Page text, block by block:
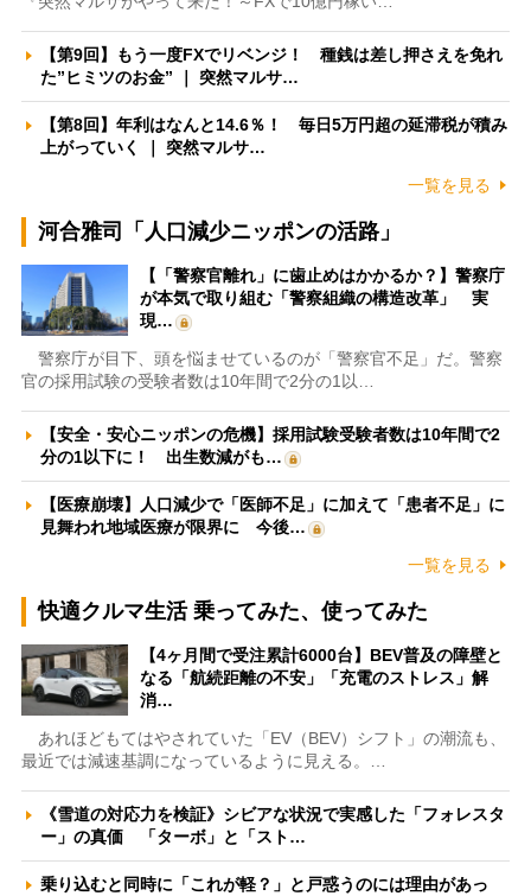
【第9回】もう一度FXでリベンジ！ 種銭は差し押さえを免れ
た”ヒミツのお金” ｜ 突然マルサ…
【第8回】年利はなんと14.6％！ 毎日5万円超の延滞税が積み
上がっていく ｜ 突然マルサ…
一覧を見る
河合雅司「人口減少ニッポンの活路」
【「警察官離れ」に歯止めはかかるか？】警察庁
が本気で取り組む「警察組織の構造改革」 実
現…
警察庁が目下、頭を悩ませているのが「警察官不足」だ。警察
官の採用試験の受験者数は10年間で2分の1以…
【安全・安心ニッポンの危機】採用試験受験者数は10年間で2
分の1以下に！ 出生数減がも…
【医療崩壊】人口減少で「医師不足」に加えて「患者不足」に
見舞われ地域医療が限界に 今後…
一覧を見る
快適クルマ生活 乗ってみた、使ってみた
【4ヶ月間で受注累計6000台】BEV普及の障壁と
なる「航続距離の不安」「充電のストレス」解
消…
あれほどもてはやされていた「EV（BEV）シフト」の潮流も、
最近では減速基調になっているように見える。…
《雪道の対応力を検証》シビアな状況で実感した「フォレスタ
ー」の真価 「ターボ」と「スト…
乗り込むと同時に「これが軽？」と戸惑うのには理由があっ